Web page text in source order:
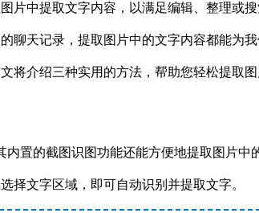
片中提取文字内容，以满足编辑、整理或
聊天记录，提取图片中的文字内容都能为
将介绍三种实用的方法，帮助您轻松提取图
置的截图识图功能还能方便地提取图片中
择文字区域，即可自动识别并提取文字。